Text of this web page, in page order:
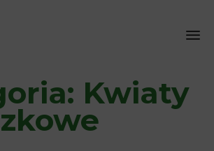
Kwiaty